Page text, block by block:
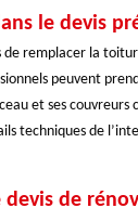
le devis
remplacer la
peuvent
et ses
techniques de
devis de